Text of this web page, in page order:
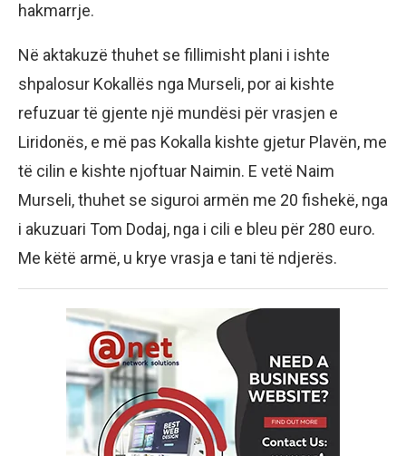
hakmarrje.
Në aktakuzë thuhet se fillimisht plani i ishte
shpalosur Kokallës nga Murseli, por ai kishte
refuzuar të gjente një mundësi për vrasjen e
Liridonës, e më pas Kokalla kishte gjetur Plavën, me
të cilin e kishte njoftuar Naimin. E vetë Naim
Murseli, thuhet se siguroi armën me 20 fishekë, nga
i akuzuari Tom Dodaj, nga i cili e bleu për 280 euro.
Me këtë armë, u krye vrasja e tani të ndjerës.